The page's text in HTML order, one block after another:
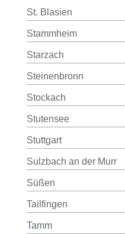
St. Blasien
Stammheim
Starzach
Steinenbronn
Stockach
Stutensee
Stuttgart
Sulzbach an der Murr
Süßen
Tailfingen
Tamm